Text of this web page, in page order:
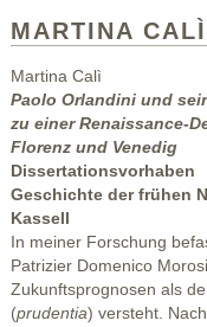
MARTINA CALÌ
Martina Calì
Paolo Orlandini und
zu einer Renaissance-
Florenz und Venedig
Dissertationsvorhaben
Geschichte der frühen
Kassell
In meiner Forschung
Patrizier Domenico
Zukunftsprognosen als
(prudentia) versteht.